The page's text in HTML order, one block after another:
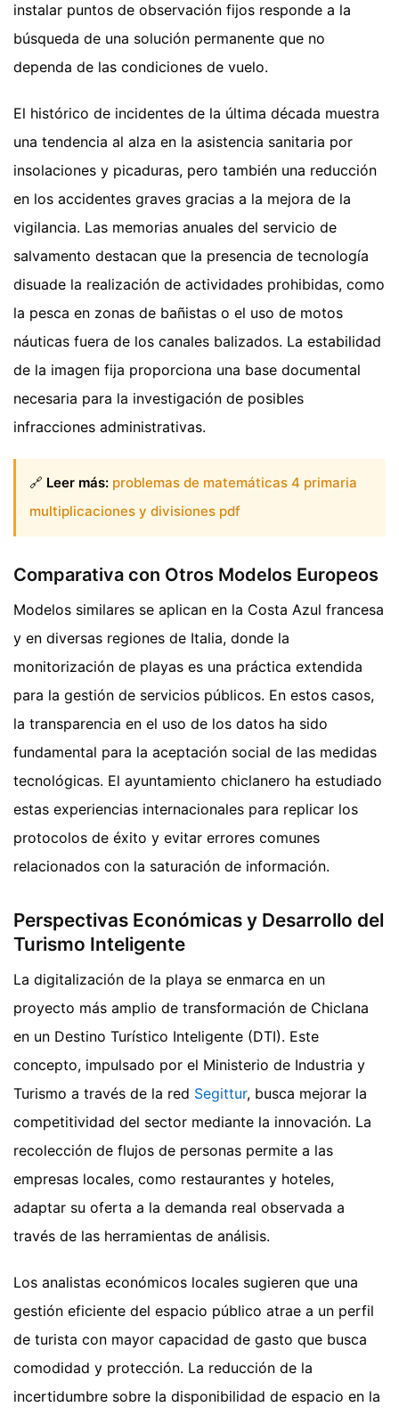
instalar puntos de observación fijos responde a la
búsqueda de una solución permanente que no
dependa de las condiciones de vuelo.
El histórico de incidentes de la última década muestra
una tendencia al alza en la asistencia sanitaria por
insolaciones y picaduras, pero también una reducción
en los accidentes graves gracias a la mejora de la
vigilancia. Las memorias anuales del servicio de
salvamento destacan que la presencia de tecnología
disuade la realización de actividades prohibidas, como
la pesca en zonas de bañistas o el uso de motos
náuticas fuera de los canales balizados. La estabilidad
de la imagen fija proporciona una base documental
necesaria para la investigación de posibles
infracciones administrativas.
🔗 Leer más: problemas de matemáticas 4 primaria
multiplicaciones y divisiones pdf
Comparativa con Otros Modelos Europeos
Modelos similares se aplican en la Costa Azul francesa
y en diversas regiones de Italia, donde la
monitorización de playas es una práctica extendida
para la gestión de servicios públicos. En estos casos,
la transparencia en el uso de los datos ha sido
fundamental para la aceptación social de las medidas
tecnológicas. El ayuntamiento chiclanero ha estudiado
estas experiencias internacionales para replicar los
protocolos de éxito y evitar errores comunes
relacionados con la saturación de información.
Perspectivas Económicas y Desarrollo del
Turismo Inteligente
La digitalización de la playa se enmarca en un
proyecto más amplio de transformación de Chiclana
en un Destino Turístico Inteligente (DTI). Este
concepto, impulsado por el Ministerio de Industria y
Turismo a través de la red Segittur, busca mejorar la
competitividad del sector mediante la innovación. La
recolección de flujos de personas permite a las
empresas locales, como restaurantes y hoteles,
adaptar su oferta a la demanda real observada a
través de las herramientas de análisis.
Los analistas económicos locales sugieren que una
gestión eficiente del espacio público atrae a un perfil
de turista con mayor capacidad de gasto que busca
comodidad y protección. La reducción de la
incertidumbre sobre la disponibilidad de espacio en la